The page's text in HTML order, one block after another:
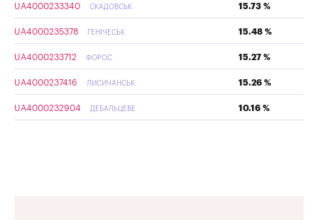
UA4000233340 СКАДОВСЬК 15.73 %
UA4000235378 ГЕНІЧЕСЬК 15.48 %
UA4000233712 ФОРОС 15.27 %
UA4000237416 ЛИСИЧАНСЬК 15.26 %
UA4000232904 ДЕБАЛЬЦЕВЕ 10.16 %